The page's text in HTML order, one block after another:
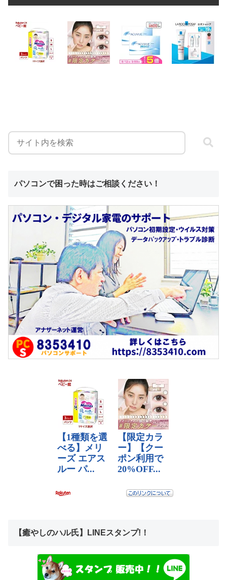
パソコンで困った時はご相談ください！
【癒やしのハル氏】LINEスタンプ!！